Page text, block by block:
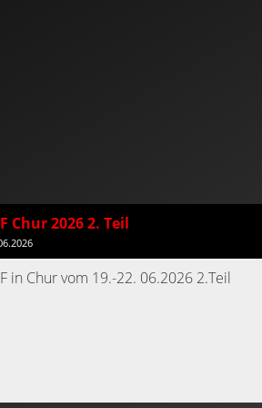
Chur 2026 2. Teil
in Chur vom 19.-22. 06.2026 2.Teil